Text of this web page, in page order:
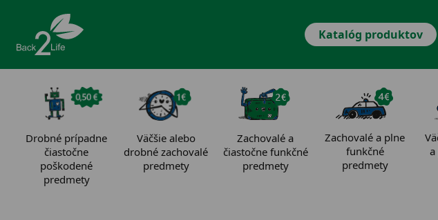
Katalóg produktov
Drobné prípadne
čiastočne
poškodené
predmety
Väčšie alebo
drobné zachovalé
predmety
Zachovalé a
čiastočne funkčné
predmety
Zachovalé a plne
funkčné
predmety
a